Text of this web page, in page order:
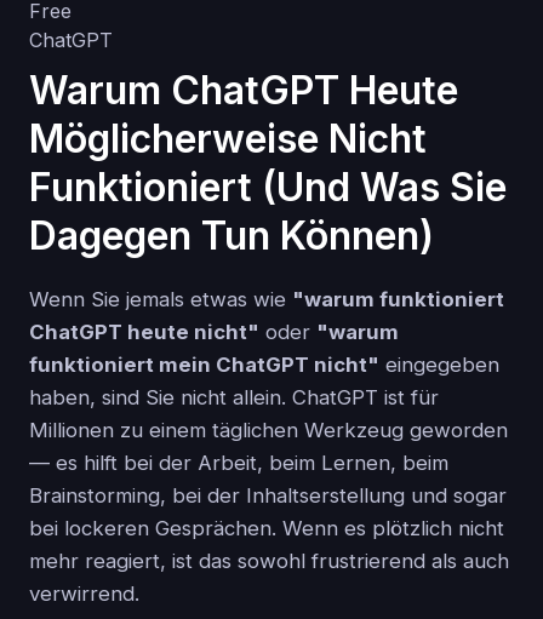
Warum ChatGPT Heute
Möglicherweise Nicht
Funktioniert (Und Was Sie
Dagegen Tun Können)
Wenn Sie jemals etwas wie "warum funktioniert
ChatGPT heute nicht" oder "warum
funktioniert mein ChatGPT nicht" eingegeben
haben, sind Sie nicht allein. ChatGPT ist für
Millionen zu einem täglichen Werkzeug geworden
— es hilft bei der Arbeit, beim Lernen, beim
Brainstorming, bei der Inhaltserstellung und sogar
bei lockeren Gesprächen. Wenn es plötzlich nicht
mehr reagiert, ist das sowohl frustrierend als auch
verwirrend.